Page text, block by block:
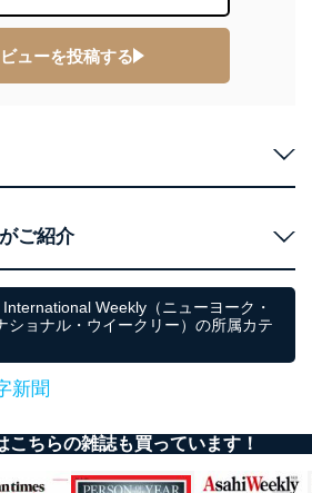
ューを投稿する
ご紹介
Weekly（ニューヨーク・
ショナル・ウイークリー）の所属カテ
新聞
こちらの雑誌も買っています！